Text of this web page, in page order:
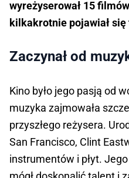
wyreżyserował 15
kilkakrotnie pojawiał
Zaczynał od
Kino było jego pasją od
muzyka zajmowała
przyszłego reżysera.
San Francisco, Clint
instrumentów i płyt.